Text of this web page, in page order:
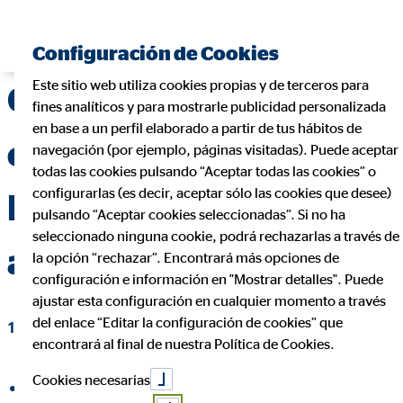
Cuánto ahorra un
español de media:
Datos clave sobre el
ahorro en España
13 de noviembre de 2024|OVB Allfinanz España S.A.
compartir en Facebook
Configuración de Cookies
Este sitio web utiliza cookies propias y de terceros para
fines analíticos y para mostrarle publicidad personalizada
en base a un perfil elaborado a partir de tus hábitos de
navegación (por ejemplo, páginas visitadas). Puede aceptar
todas las cookies pulsando “Aceptar todas las cookies” o
configurarlas (es decir, aceptar sólo las cookies que desee)
pulsando “Aceptar cookies seleccionadas”. Si no ha
seleccionado ninguna cookie, podrá rechazarlas a través de
la opción “rechazar”. Encontrará más opciones de
configuración e información en "Mostrar detalles". Puede
ajustar esta configuración en cualquier momento a través
del enlace “Editar la configuración de cookies” que
encontrará al final de nuestra Política de Cookies.
Cookies necesarias